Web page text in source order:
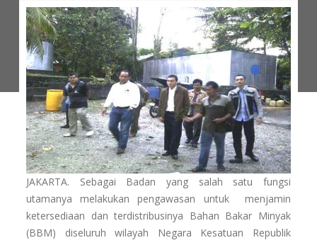
JAKARTA. Sebagai Badan yang salah satu fungsi
utamanya melakukan pengawasan untuk menjamin
ketersediaan dan terdistribusinya Bahan Bakar Minyak
(BBM) diseluruh wilayah Negara Kesatuan Republik